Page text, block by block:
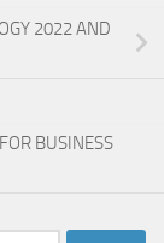
2022 AND
BUSINESS